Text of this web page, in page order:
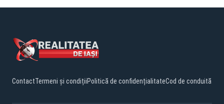
ContactTermeni și condițiiPolitică de confidențialitateCod de conduită